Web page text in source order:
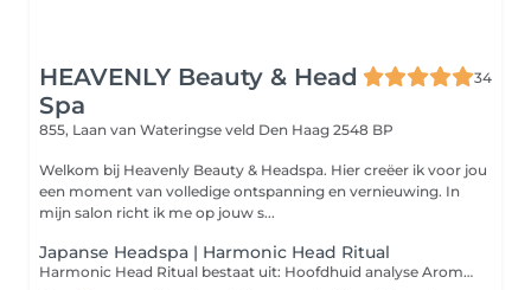
HEAVENLY Beauty & Head
Spa
34
855, Laan van Wateringse veld Den Haag 2548 BP
Welkom bij Heavenly Beauty & Headspa. Hier creëer ik voor jou
een moment van volledige ontspanning en vernieuwing. In
mijn salon richt ik me op jouw s...
Japanse Headspa | Harmonic Head Ritual
Harmonic Head Ritual bestaat uit: Hoofdhuid analyse Aroma ritueel Diepe reiniging van de hoofdhuid Hoofd, schouder en decolleté massage Aangepast voedend masker & serum Stoombehandeling Hand- en arm massage Inclusief verwarmend oogmasker LET OP: Verder wil ik u laten weten dat we na de behandeling uw haar niet föhnen. Mocht u echter willen dat uw haar toch geföhnd wordt, dan heb ik een föhn beschikbaar op locatie.